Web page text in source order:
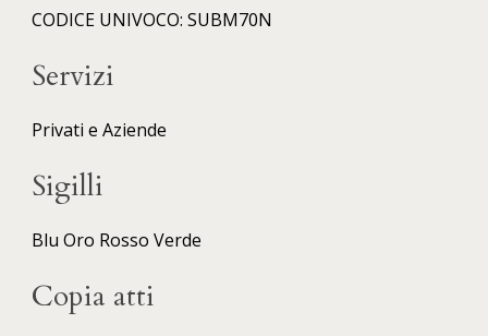
CODICE UNIVOCO: SUBM70N
Servizi
Privati e Aziende
Sigilli
Blu Oro Rosso Verde
Copia atti